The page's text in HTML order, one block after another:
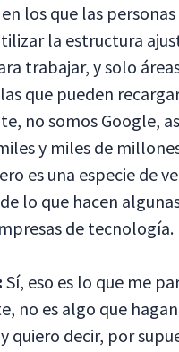
los que las
la estructura
trabajar, y solo
que pueden
no somos Google,
y miles de
es una especie de
lo que hacen
de tecnología.
Sí, eso es lo que me
no es algo que
quiero decir, por